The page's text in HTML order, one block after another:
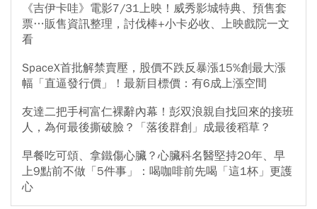
《吉伊卡哇》電影7/31上映！威秀影城特典、預售套
票…販售資訊整理，討伐棒+小卡必收、上映戲院一文
看
SpaceX首批解禁賣壓，股價不跌反暴漲15%創最大漲
幅「直逼發行價」！最新目標價：有6成上漲空間
友達二把手柯富仁裸辭內幕！彭双浪親自找回來的接班
人，為何最後撕破臉？「落後群創」成最後稻草？
早餐吃可頌、拿鐵傷心臟？心臟科名醫堅持20年、早
上9點前不做「5件事」：喝咖啡前先喝「這1杯」更護
心